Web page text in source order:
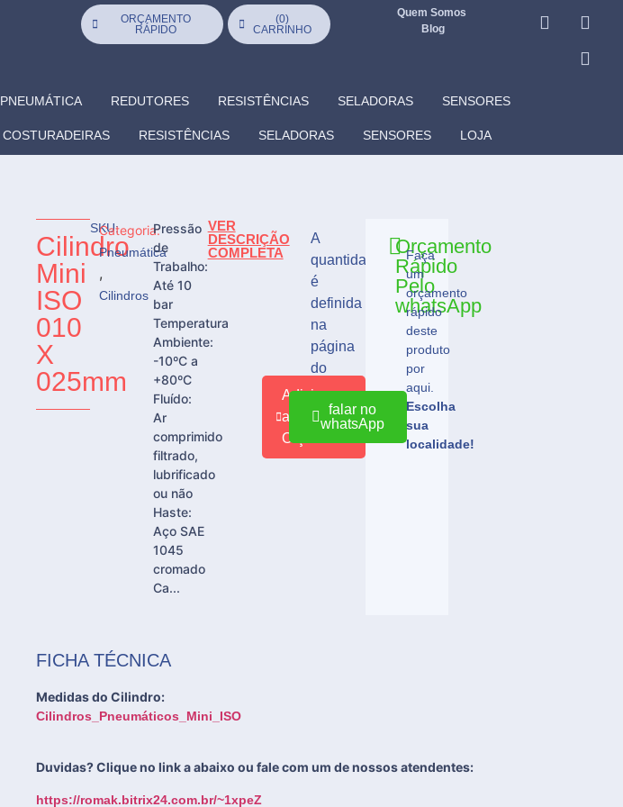
ORÇAMENTO
RÁPIDO
(0)
CARRINHO
Quem Somos
Blog
PNEUMÁTICA REDUTORES RESISTÊNCIAS SELADORAS SENSORES
COSTURADEIRAS RESISTÊNCIAS SELADORAS SENSORES LOJA
Cilindro
Mini
ISO
010
X
025mm
SKU:
Categoria:
Pneumática
,
Cilindros
Pressão
de
Trabalho:
Até 10
bar
Temperatura
Ambiente:
-10ºC a
+80ºC
Fluído:
Ar
comprimido
filtrado,
lubrificado
ou não
Haste:
Aço SAE
1045
cromado
Ca...
VER
DESCRIÇÃO
COMPLETA
Adicionar
ao
Orçamento
falar no
whatsApp
A
quantidade
é
definida
na
página
do
CARRINHO
Orçamento
Rápido
Pelo
whatsApp
Faça
um
orçamento
rápido
deste
produto
por
aqui.
Escolha
sua
localidade!
Goiânia
FICHA TÉCNICA
Medidas do Cilindro:
Cilindros_Pneumáticos_Mini_ISO
Duvidas? Clique no link a abaixo ou fale com um de nossos atendentes:
https://romak.bitrix24.com.br/~1xpeZ